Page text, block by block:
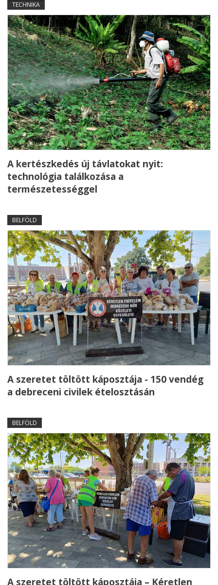
TECHNIKA
A kertészkedés új távlatokat nyit:
technológia találkozása a
természetességgel
BELFÖLD
A szeretet töltött káposztája - 150 vendég
a debreceni civilek ételosztásán
BELFÖLD
A szeretet töltött káposztája – Kéretlen